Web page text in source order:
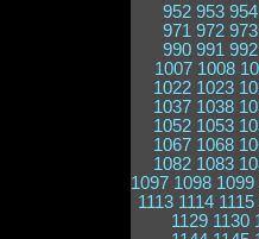
952 953 954
971 972 973
990 991 992
1007 1008
1022 1023
1037 1038
1052 1053
1067 1068
1082 1083
1097 1098 1099
1113 1114 1115
1129 1130